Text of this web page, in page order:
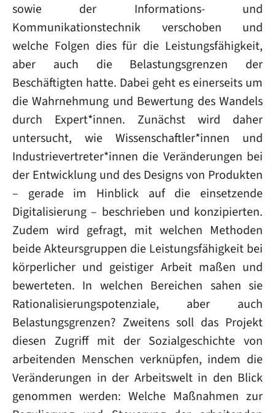
sowie der Informations- und
Kommunikationstechnik verschoben und
welche Folgen dies für die Leistungsfähigkeit,
aber auch die Belastungsgrenzen der
Beschäftigten hatte. Dabei geht es einerseits um
die Wahrnehmung und Bewertung des Wandels
durch Expert*innen. Zunächst wird daher
untersucht, wie Wissenschaftler*innen und
Industrievertreter*innen die Veränderungen bei
der Entwicklung und des Designs von Produkten
– gerade im Hinblick auf die einsetzende
Digitalisierung – beschrieben und konzipierten.
Zudem wird gefragt, mit welchen Methoden
beide Akteursgruppen die Leistungsfähigkeit bei
körperlicher und geistiger Arbeit maßen und
bewerteten. In welchen Bereichen sahen sie
Rationalisierungspotenziale, aber auch
Belastungsgrenzen? Zweitens soll das Projekt
diesen Zugriff mit der Sozialgeschichte von
arbeitenden Menschen verknüpfen, indem die
Veränderungen in der Arbeitswelt in den Blick
genommen werden: Welche Maßnahmen zur